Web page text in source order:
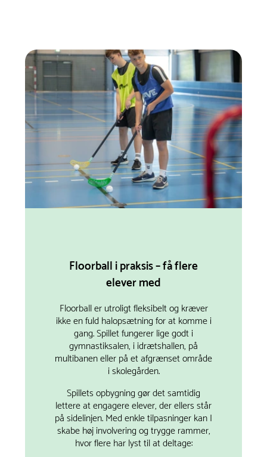
Floorball i praksis – få flere
elever med
Floorball er utroligt fleksibelt og kræver
ikke en fuld halopsætning for at komme i
gang. Spillet fungerer lige godt i
gymnastiksalen, i idrætshallen, på
multibanen eller på et afgrænset område
i skolegården.
Spillets opbygning gør det samtidig
lettere at engagere elever, der ellers står
på sidelinjen. Med enkle tilpasninger kan I
skabe høj involvering og trygge rammer,
hvor flere har lyst til at deltage: